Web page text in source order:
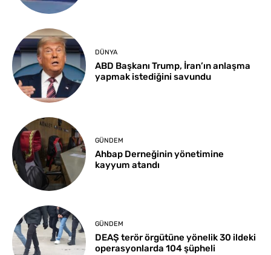
DÜNYA
ABD Başkanı Trump, İran’ın anlaşma
yapmak istediğini savundu
GÜNDEM
Ahbap Derneğinin yönetimine
kayyum atandı
GÜNDEM
DEAŞ terör örgütüne yönelik 30 ildeki
operasyonlarda 104 şüpheli